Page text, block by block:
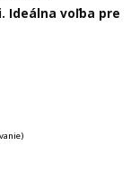
Ideálna voľba pre